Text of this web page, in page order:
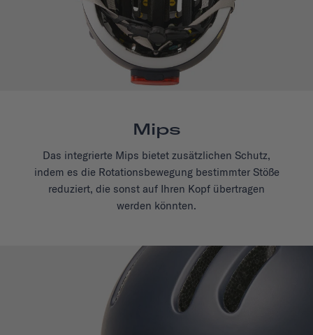
Mips
Das integrierte Mips bietet zusätzlichen Schutz,
indem es die Rotationsbewegung bestimmter Stöße
reduziert, die sonst auf Ihren Kopf übertragen
werden könnten.